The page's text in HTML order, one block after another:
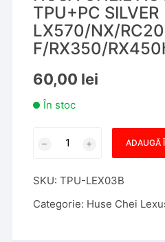
TPU+PC SILVER
LX570/NX/
F/RX350/
60,00 lei
În stoc
AUTO
LEXUS
ADAUGĂ
SKU:TPU-LEX03B
Categorie: Huse Chei